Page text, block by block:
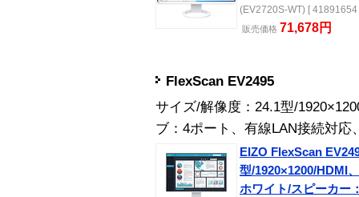
(EV2720S-WT) [ 41891654
販売価格 71,678円
FlexScan EV2495
サイズ/解像度：24.1型/
ブ：4ポート、有線LAN接続対応
EIZO FlexScan
型/1920×1200/HDMI
ホワイト/スピーカー